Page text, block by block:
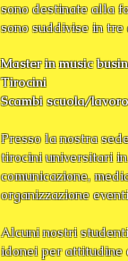
sono destinate alla
sono suddivise in
Master in music
Tirocini
Scambi scuola/lavoro
Presso la nostra
tirocini universitari
comunicazione,
organizzazione
Alcuni nostri
idonei per attitudine